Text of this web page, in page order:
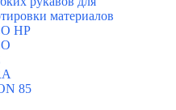
материалов
HP
85